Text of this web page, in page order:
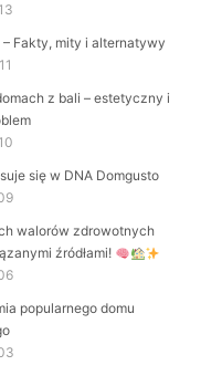
Fakty, mity i alternatywy
z bali – estetyczny i
się w DNA Domgusto
walorów zdrowotnych
źródłami!
popularnego domu